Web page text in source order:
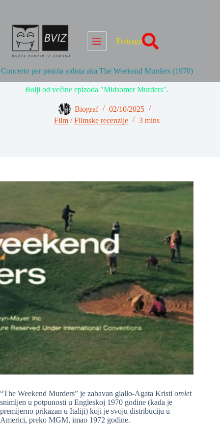
Pretraga
Concerto per pistola solista aka The Weekend Murders (1970)
Bolji od većine epizoda "Midsomer Murders".
Biograf
02/10/2025
Film/Filmske recenzije 3 mins
“The Weekend Murders” je zabavan giallo-Agata Kristi omlet
snimljen u potpunosti u Engleskoj 1970 godine (kada je
premijerno prikazan u Italiji) koji je svoju distribuciju u
Americi, preko MGM, imao 1972 godine.